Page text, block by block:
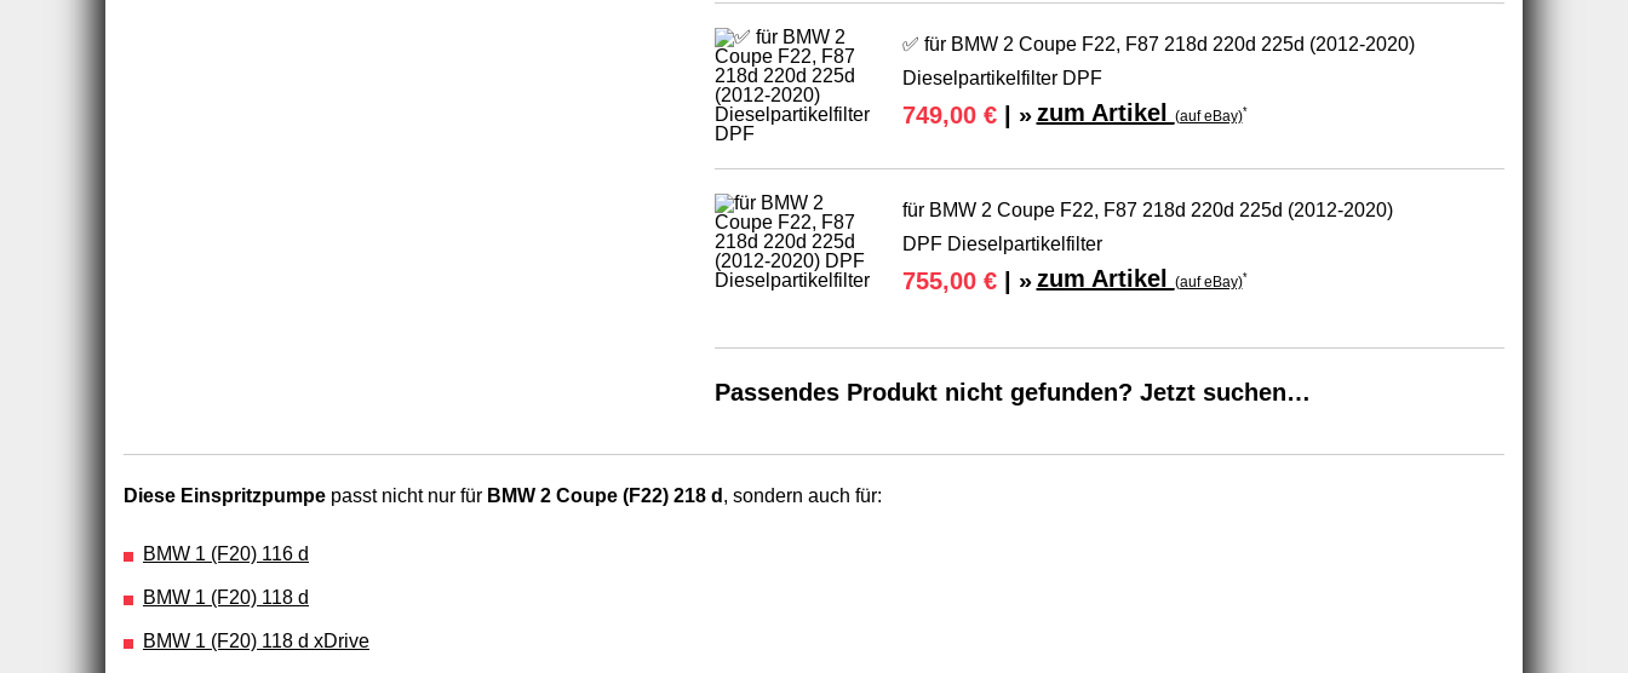
✅ für BMW 2 Coupe F22, F87 218d 220d 225d (2012-2020)
Dieselpartikelfilter DPF
749,00 €| » zum Artikel (auf eBay)*
für BMW 2 Coupe F22, F87 218d 220d 225d (2012-2020)
DPF Dieselpartikelfilter
755,00 €| » zum Artikel (auf eBay)*
Passendes Produkt nicht gefunden? Jetzt suchen…
Diese Einspritzpumpe passt nicht nur für BMW 2 Coupe (F22) 218 d , sondern auch für:
BMW 1 (F20) 116 d
BMW 1 (F20) 118 d
BMW 1 (F20) 118 d xDrive